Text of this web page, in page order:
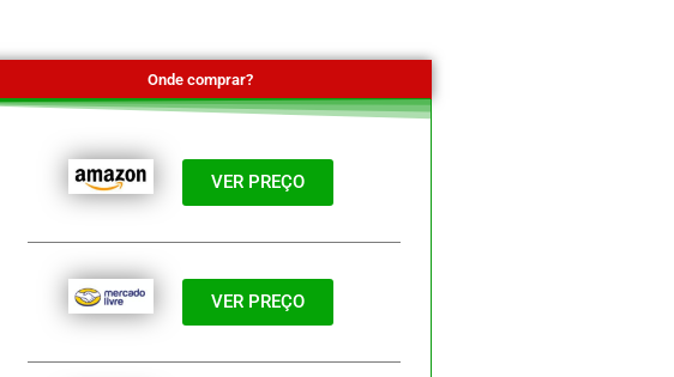
Onde comprar?
VER PREÇO
VER PREÇO